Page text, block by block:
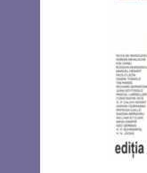
(desigur și în
componente sau
dezvoltare. De ce
considerate
OCT 6, 2016